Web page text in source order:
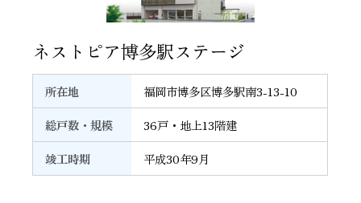
ネストピア博多駅ステージ26
所在地
福岡市博多区博多駅南3-13-10
総戸数・規模
36戸・地上13階建
竣工時期
平成30年9月